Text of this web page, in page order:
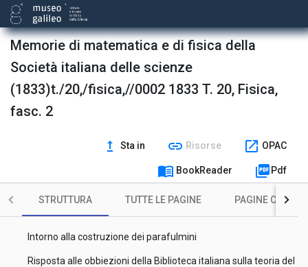
Memorie di matematica e di fisica della
Società italiana delle scienze
(1833)t./20,/fisica,//0002 1833 T. 20, Fisica,
fasc. 2
upgrade Sta in link Risorse open_in_new OPAC
menu_book BookReader picture_as_pdf Pdf
STRUTTURA TUTTE LE PAGINE PAGINE CON
Occhietto : Memorie della Società Italiana delle Scienze
Osservazioni botaniche del dottor Ottaviano Targioni Tozzetti
... : decade VI ricevuta alli 8 novembre 1827
Intorno alla costruzione dei parafulmini
Risposta alle obbiezioni della Biblioteca italiana sulla teoria del